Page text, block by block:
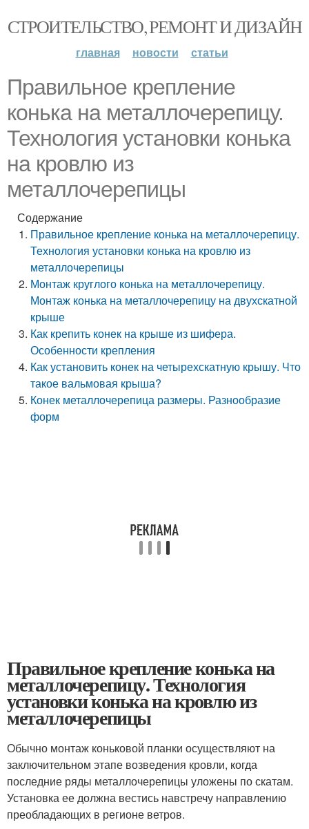
СТРОИТЕЛЬСТВО, РЕМОНТ И ДИЗАЙН
главная новости статьи
Правильное крепление
конька на металлочерепицу.
Технология установки конька
на кровлю из
металлочерепицы
Содержание
Правильное крепление конька на металлочерепицу.
Технология установки конька на кровлю из
металлочерепицы
Монтаж круглого конька на металлочерепицу.
Монтаж конька на металлочерепицу на двухскатной
крыше
Как крепить конек на крыше из шифера.
Особенности крепления
Как установить конек на четырехскатную крышу. Что
такое вальмовая крыша?
Конек металлочерепица размеры. Разнообразие
форм
Правильное крепление конька на
металлочерепицу. Технология
установки конька на кровлю из
металлочерепицы
Обычно монтаж коньковой планки осуществляют на
заключительном этапе возведения кровли, когда
последние ряды металлочерепицы уложены по скатам.
Установка ее должна вестись навстречу направлению
преобладающих в регионе ветров.